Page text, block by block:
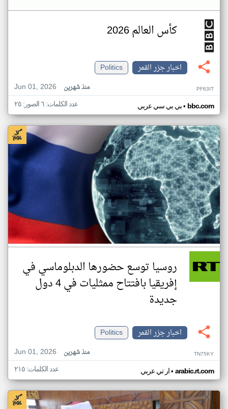
كأس العالم 2026
اخبار جزر القمر
Politics
Jun 01, 2026
منذ شهرين PF63IT
بي بي سي عربي• bbc.com عدد الكلمات: ٦ الصور: ٢٥
روسيا توسع حضورها الدبلوماسي في
إفريقيا بافتتاح ممثليات في 4 دول
جديدة
اخبار جزر القمر
Politics
Jun 01, 2026
منذ شهرين TN75KY
ار تي عربي• arabic.rt.com عدد الكلمات: ٢١٥